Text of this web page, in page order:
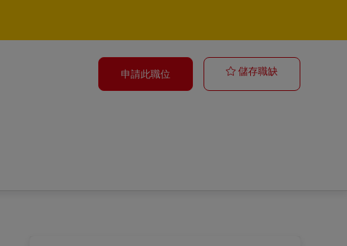
申請此職位 儲存職缺Senior